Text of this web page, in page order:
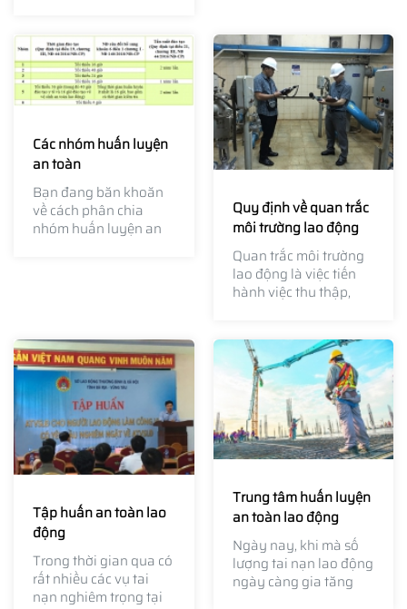
toàn vệ sinh lao động
được chia làm 6 nhóm
chính.
Các nhóm huấn luyện
an toàn
Bạn đang băn khoăn
về cách phân chia
nhóm huấn luyện an
Quy định về quan trắc
môi trường lao động
Quan trắc môi trường
lao động là việc tiến
hành việc thu thập,
tố của môi trường lao
động tại vị trí làm việc
của người lao động.
Tập huấn an toàn lao
động
Trong thời gian qua có
rất nhiều các vụ tai
nạn nghiêm trọng tại
Trung tâm huấn luyện
an toàn lao động
Ngày nay, khi mà số
lượng tai nạn lao động
ngày càng gia tăng